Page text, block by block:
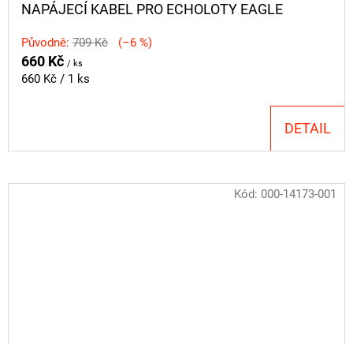
NAPÁJECÍ KABEL PRO ECHOLOTY EAGLE
Původně: 709 Kč (–6 %)
660 Kč / ks
Měrná
660 Kč / 1 ks
DETAIL
Kód: 000-14173-001